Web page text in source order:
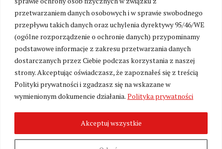
przetwarzaniem danych osobowych i w sprawie swobodnego
przepływu takich danych oraz uchylenia dyrektywy 95/46/WE
(ogólne rozporządzenie o ochronie danych) przypominamy
podstawowe informacje z zakresu przetwarzania danych
dostarczanych przez Ciebie podczas korzystania z naszej
strony. Akceptując oświadczasz, że zapoznałeś się z treścią
Polityki prywatności i zgadzasz się na wskazane w
wymienionym dokumencie działania. Polityka prywatności
Akceptuj wszystkie
Zmień ustawienia cookies
2026. Wszelkie Prawa Zastrzeżone.
Polityka prywatności